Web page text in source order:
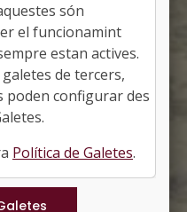
i Dupla
Lleida
453
km2
són
el funcionamint
estan actives.
de tercers,
poden configurar des
Política de Galetes.